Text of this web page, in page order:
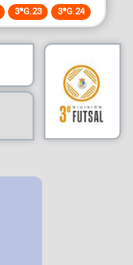
3ªG.23 3ªG.24